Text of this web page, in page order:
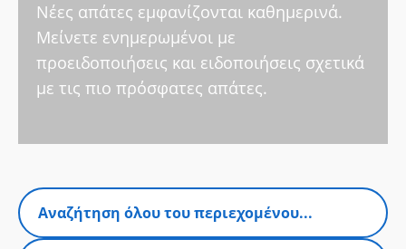
Νέες απάτες εμφανίζονται καθημερινά.
Μείνετε ενημερωμένοι με
προειδοποιήσεις και ειδοποιήσεις σχετικά
με τις πιο πρόσφατες απάτες.